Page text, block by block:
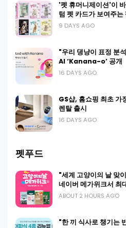
'펫 휴머니제이션'이
텀 펫 카드가 보여주는
9 DAYS AGO
"우리 댕냥이 표정 분
AI ‘Kanana-o’ 공개
16 DAYS AGO
GS샵, 홈쇼핑 최초 가
렌탈 출시
16 DAYS AGO
펫푸드
"세계 고양이의 날 맞
네이버 메가위크서 최
ABOUT 2 HOURS AGO
"한 끼 식사로 챙기는